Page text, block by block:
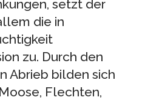
setzt der
die in
zu. Durch den
Abrieb bilden sich
Flechten,